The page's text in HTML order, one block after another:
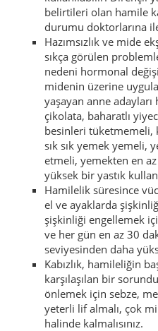
belirtileri olan hamile
durumu doktorlarına
Hazımsızlık ve mide
sıkça görülen
nedeni hormonal
midenin üzerine
yaşayan anne adayları
çikolata, baharatlı
besinleri tüketmemeli,
sık sık yemek yemeli,
etmeli, yemekten en
yüksek bir yastık
Hamilelik süresince
el ve ayaklarda
şişkinliği engellemek
ve her gün en az 30
seviyesinden daha
Kabızlık, hamileliğin
karşılaşılan bir
önlemek için sebze,
yeterli lif almalı, çok
halinde kalmalısınız.